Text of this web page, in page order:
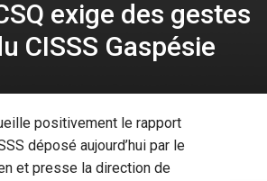
exige des gestes
CISSS Gaspésie
positivement le rapport
déposé aujourd’hui par le
et presse la direction de